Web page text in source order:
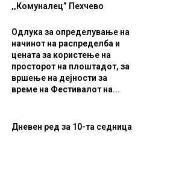
,,Комуналец” Пехчево
Одлука за определување на
начинот на распределба и
цената за користење на
просторот на плоштадот, за
вршење на дејности за
време на Фестивалот на...
Дневен ред за 10-та седница